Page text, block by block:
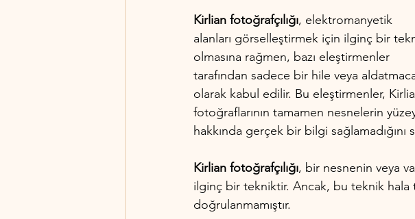
Kirlian fotoğrafçılığı, elektromanyetik
alanları görselleştirmek için ilginç bir
olmasına rağmen, bazı eleştirmenler
tarafından sadece bir hile veya
olarak kabul edilir. Bu eleştirmenler,
fotoğraflarının tamamen nesnelerin
hakkında gerçek bir bilgi sağlamadığını
Kirlian fotoğrafçılığı, bir nesnenin veya
ilginç bir tekniktir. Ancak, bu teknik hala
doğrulanmamıştır.